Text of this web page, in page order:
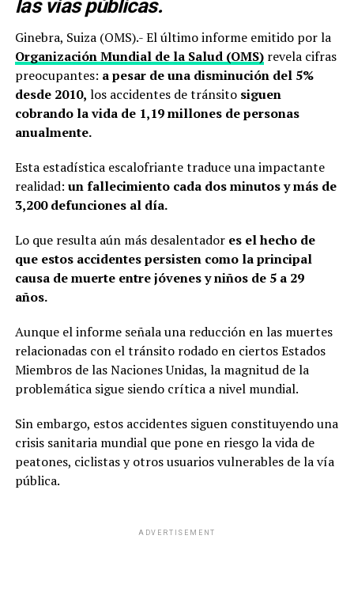
las vías públicas.
Ginebra, Suiza (OMS).- El último informe emitido por la
Organización Mundial de la Salud (OMS)revela cifras
preocupantes: a pesar de una disminución del 5%
desde 2010, los accidentes de tránsito siguen
cobrando la vida de 1,19 millones de personas
anualmente.
Esta estadística escalofriante traduce una impactante
realidad: un fallecimiento cada dos minutos y más de
3,200 defunciones al día.
Lo que resulta aún más desalentadores el hecho de
que estos accidentes persisten como la principal
causa de muerte entre jóvenes y niños de 5 a 29
años.
Aunque el informe señala una reducción en las muertes
relacionadas con el tránsito rodado en ciertos Estados
Miembros de las Naciones Unidas, la magnitud de la
problemática sigue siendo crítica a nivel mundial.
Sin embargo, estos accidentes siguen constituyendo una
crisis sanitaria mundial que pone en riesgo la vida de
peatones, ciclistas y otros usuarios vulnerables de la vía
pública.
ADVERTISEMENT